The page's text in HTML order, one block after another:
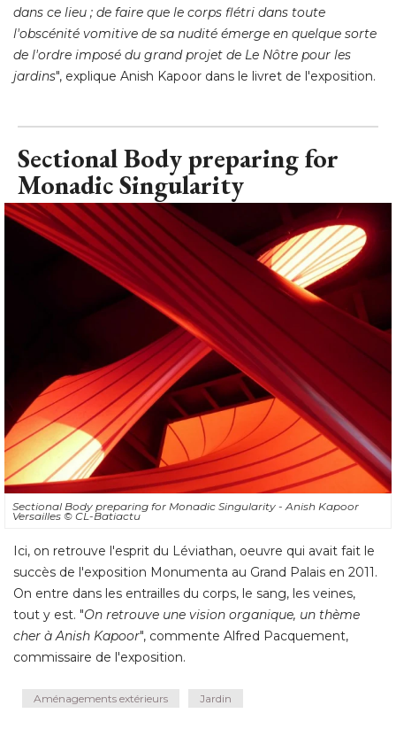
dans ce lieu ; de faire que le corps flétri dans toute
l'obscénité vomitive de sa nudité émerge en quelque sorte
de l'ordre imposé du grand projet de Le Nôtre pour les
jardins", explique Anish Kapoor dans le livret de l'exposition.
Sectional Body preparing for
Monadic Singularity
Sectional Body preparing for Monadic Singularity - Anish Kapoor
Versailles © CL-Batiactu
Ici, on retrouve l'esprit du Léviathan, oeuvre qui avait fait le
succès de l'exposition Monumenta au Grand Palais en 2011.
On entre dans les entrailles du corps, le sang, les veines,
tout y est. "On retrouve une vision organique, un thème
cher à Anish Kapoor", commente Alfred Pacquement,
commissaire de l'exposition.
Aménagements extérieurs Jardin